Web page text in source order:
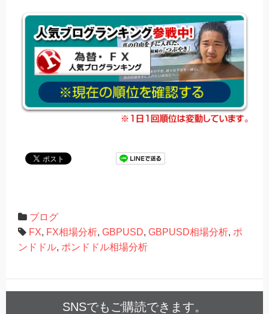
ブログ
FX, FX相場分析, GBPUSD, GBPUSD相場分析, ポ
ンドドル, ポンドドル相場分析
SNSでもご購読できます。